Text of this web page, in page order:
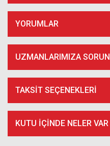
YORUMLAR
UZMANLARIMIZA SORUN
TAKSIT SEÇENEKLERI
KUTU İÇİNDE NELER VAR